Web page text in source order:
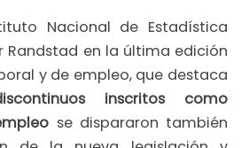
Nacional de Estadística
Randstad en la última edición
y de empleo, que destaca
inscritos como
se dispararon también